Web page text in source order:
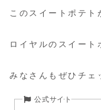
このスイートポテト
ロイヤルのスイート
みなさんもぜひチェ